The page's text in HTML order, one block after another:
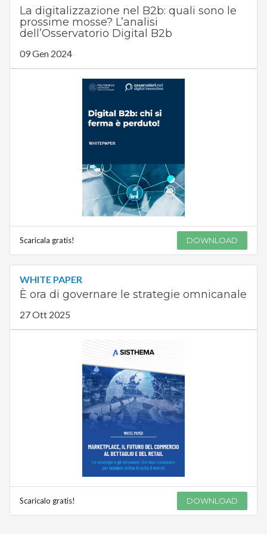
La digitalizzazione nel B2b: quali sono le
prossime mosse? L’analisi
dell’Osservatorio Digital B2b
09 Gen 2024
Scaricala gratis! DOWNLOAD
WHITE PAPER
È ora di governare le strategie omnicanale
27 Ott 2025
Scaricalo gratis! DOWNLOAD